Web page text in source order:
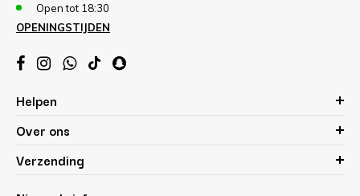
Open tot 18:30
OPENINGSTIJDEN
Helpen
Over ons
Verzending